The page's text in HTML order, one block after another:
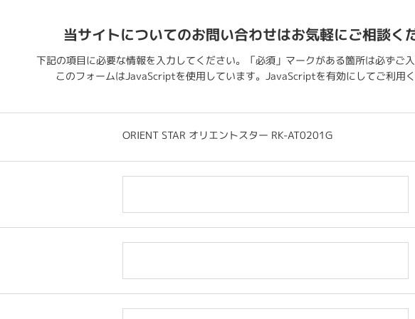
当サイトについてのお問い合わせはお気軽にご相談く
下記の項目に必要な情報を入力してください。「必須」マークがある箇所は必ずご
このフォームはJavaScriptを使用しています。JavaScriptを有効にしてご利用
ORIENT STAR オリエントスター RK-AT0201G